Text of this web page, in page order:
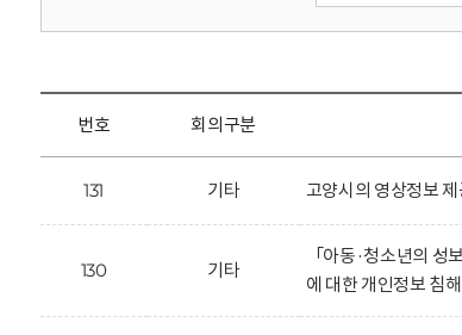
번호 회의구분
131 기타 고양시의 영상정보
130 기타
「아동·청소년의
에 대한 개인정보 침